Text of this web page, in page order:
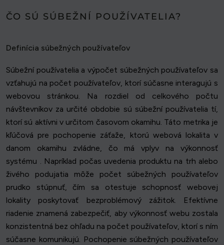
ČO SÚ SÚBEŽNÍ POUŽÍVATELIA?
Definícia súbežných používateľov
Súbežní používatelia a výpočet súbežných používateľov sa
vzťahujú na počet používateľov, ktorí súčasne interagujú s
webovou stránkou. Na rozdiel od celkového počtu
návštevníkov za určité obdobie sú súbežní používatelia tí,
ktorí sú aktívni v určitom časovom okamihu. Táto metrika je
kľúčová pre pochopenie záťaže, ktorú webová lokalita v
danom okamihu zvládne, čo má vplyv na výkonnosť
systému . Napríklad počas uvedenia produktu na trh alebo
živého podujatia môže počet súbežných používateľov
prudko stúpnuť, čím sa otestuje schopnosť webovej
lokality poskytovať bezproblémový zážitok. Efektívne
riadenie znamená zabezpečiť, aby výkonnosť webu zostala
konzistentná bez ohľadu na počet používateľov, ktorí s ním
súčasne komunikujú. Pochopenie súbežných používateľov